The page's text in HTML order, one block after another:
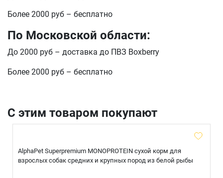
Более 2000 руб – бесплатно
По Московской области:
До 2000 руб – доставка до ПВЗ Boxberry
Более 2000 руб – бесплатно
С этим товаром покупают
AlphaPet Superpremium MONOPROTEIN сухой корм для
взрослых собак средних и крупных пород из белой рыбы